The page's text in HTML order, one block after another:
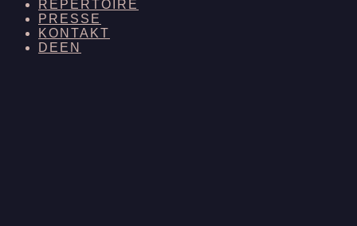
REPERTOIRE
PRESSE
KONTAKT
DE EN